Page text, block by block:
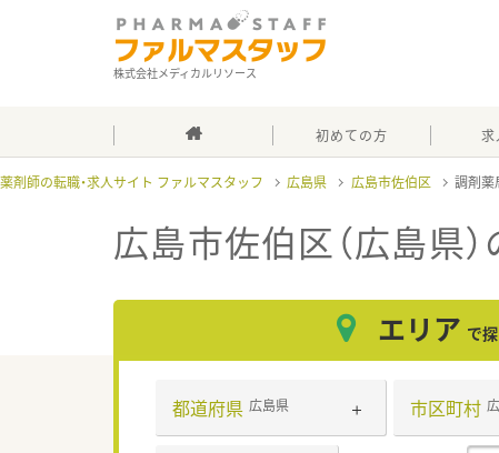
株式会社メディカルリソース
初めての方 求
薬剤師の転職・求人サイト ファルマスタッフ 広島県 広島市佐伯区 調剤薬
広島市佐伯区（広島県
エリア で
都道府県 広島県 市区町村